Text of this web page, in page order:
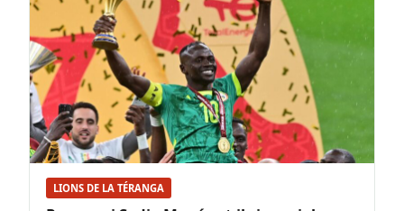
LIONS DE LA TÉRANGA